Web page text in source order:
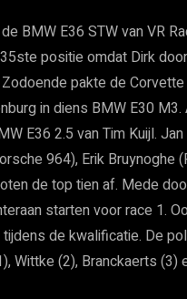
BMW E36 STW van VR
positie omdat Dirk
pakte de
in diens BMW E30
E36 2.5 van Tim Kuijl.
964), Erik Bruynoghe
de top tien af. Mede
starten voor race 1.
de kwalificatie. De
Wittke (2), Branckaerts (3)